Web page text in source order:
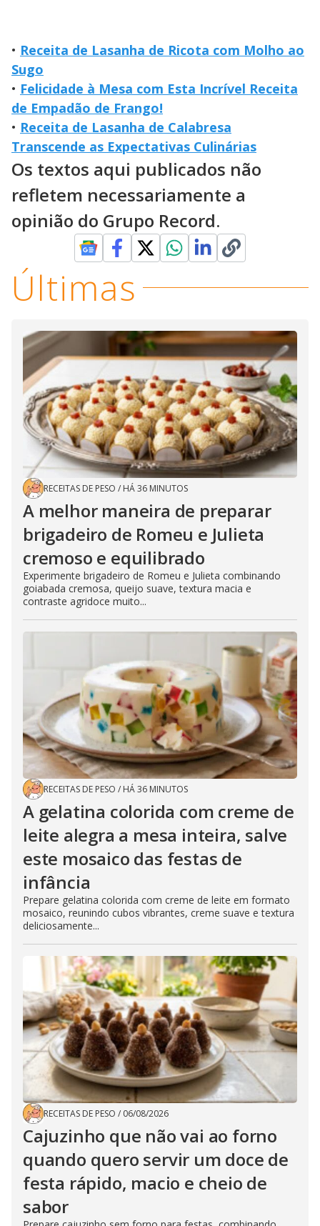
• Receita de Lasanha de Ricota com Molho ao
Sugo
• Felicidade à Mesa com Esta Incrível Receita
de Empadão de Frango!
• Receita de Lasanha de Calabresa
Transcende as Expectativas Culinárias
Os textos aqui publicados não
refletem necessariamente a
opinião do Grupo Record.
Últimas
RECEITAS DE PESO / HÁ 36 MINUTOS
A melhor maneira de preparar
brigadeiro de Romeu e Julieta
cremoso e equilibrado
Experimente brigadeiro de Romeu e Julieta combinando
goiabada cremosa, queijo suave, textura macia e
contraste agridoce muito...
RECEITAS DE PESO / HÁ 36 MINUTOS
A gelatina colorida com creme de
leite alegra a mesa inteira, salve
este mosaico das festas de
infância
Prepare gelatina colorida com creme de leite em formato
mosaico, reunindo cubos vibrantes, creme suave e textura
deliciosamente...
RECEITAS DE PESO / 06/08/2026
Cajuzinho que não vai ao forno
quando quero servir um doce de
festa rápido, macio e cheio de
sabor